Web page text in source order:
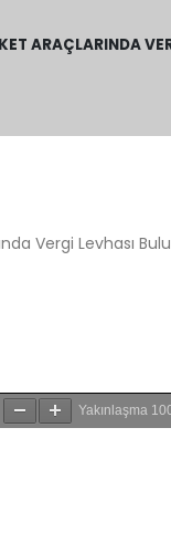
ARAÇLARINDA
Vergi Levhası
Yakınlaşma